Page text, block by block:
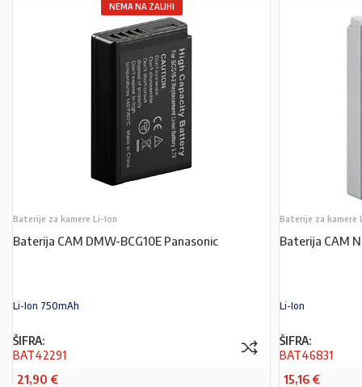
NEMA NA ZALIHI
Baterije za kamere Li-Ion
Baterija CAM DMW-BCG10E Panasonic
Li-Ion 750mAh
ŠIFRA:
BAT42291
21,90 €
Baterije za kamere
Baterija CAM
Li-Ion
ŠIFRA:
BAT46831
15,16 €